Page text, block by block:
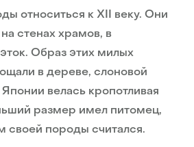
относиться к XII веку. Они
стенах храмов, в
Образ этих милых
в дереве, слоновой
велась кропотливая
размер имел питомец,
своей породы считался.